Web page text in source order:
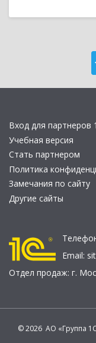
Вход для партнеров
Учебная версия
Стать партнером
Политика
Замечания по сайту
Другие сайты
Email:
Отдел продаж: г.
© 2026 АО «Группа